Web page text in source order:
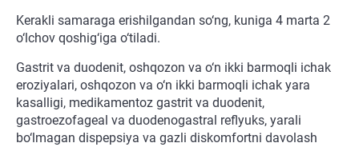
Kerakli samaraga erishilgandan so‘ng, kuniga 4 marta 2
o‘lchov qoshig‘iga o‘tiladi.
Gastrit va duodenit, oshqozon va o‘n ikki barmoqli ichak
eroziyalari, oshqozon va o‘n ikki barmoqli ichak yara
kasalligi, medikamentoz gastrit va duodenit,
gastroezofageal va duodenogastral reflyuks, yarali
bo‘lmagan dispepsiya va gazli diskomfortni davolash